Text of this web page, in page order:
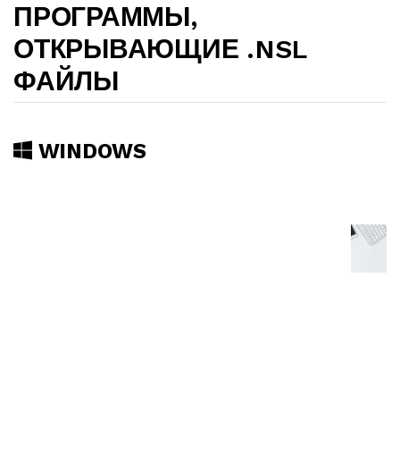
ПРОГРАММЫ,
ОТКРЫВАЮЩИЕ .NSL
ФАЙЛЫ
WINDOWS